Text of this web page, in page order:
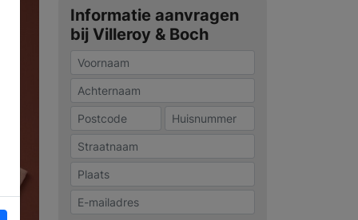
Informatie aanvragen
bij Villeroy & Boch